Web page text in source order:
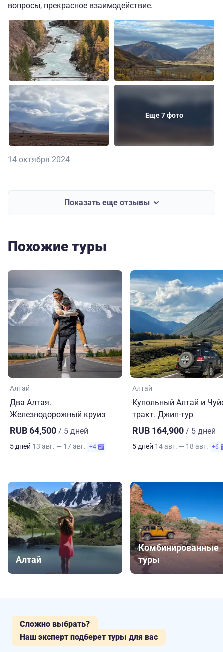
вопросы, прекрасное взаимодействие.
Еще 7 фото
14 октября 2024
Показать еще отзывы
Похожие туры
Алтай
Два Алтая.
Железнодорожный круиз
RUB 64,500 / 5 дней
5 дней 13 авг. — 17 авг. +4
Алтай
Купольный Алтай и
тракт. Джип-тур
RUB 164,900 / 5 дней
5 дней 14 авг. — 18 авг. +6
Алтай
Комбинированные
туры
Сложно выбрать?
Наш эксперт подберет туры для вас